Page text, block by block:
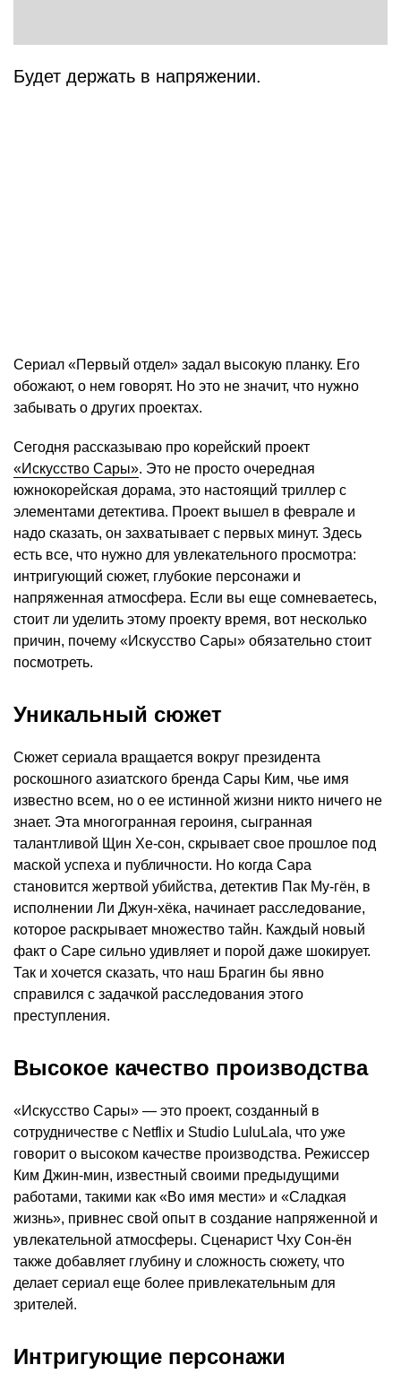
Будет держать в напряжении.
Сериал «Первый отдел» задал высокую планку. Его
обожают, о нем говорят. Но это не значит, что нужно
забывать о других проектах.
Сегодня рассказываю про корейский проект
«Искусство Сары». Это не просто очередная
южнокорейская дорама, это настоящий триллер с
элементами детектива. Проект вышел в феврале и
надо сказать, он захватывает с первых минут. Здесь
есть все, что нужно для увлекательного просмотра:
интригующий сюжет, глубокие персонажи и
напряженная атмосфера. Если вы еще сомневаетесь,
стоит ли уделить этому проекту время, вот несколько
причин, почему «Искусство Сары» обязательно стоит
посмотреть.
Уникальный сюжет
Сюжет сериала вращается вокруг президента
роскошного азиатского бренда Сары Ким, чье имя
известно всем, но о ее истинной жизни никто ничего не
знает. Эта многогранная героиня, сыгранная
талантливой Щин Хе-сон, скрывает свое прошлое под
маской успеха и публичности. Но когда Сара
становится жертвой убийства, детектив Пак Му-гён, в
исполнении Ли Джун-хёка, начинает расследование,
которое раскрывает множество тайн. Каждый новый
факт о Саре сильно удивляет и порой даже шокирует.
Так и хочется сказать, что наш Брагин бы явно
справился с задачкой расследования этого
преступления.
Высокое качество производства
«Искусство Сары» — это проект, созданный в
сотрудничестве с Netflix и Studio LuluLala, что уже
говорит о высоком качестве производства. Режиссер
Ким Джин-мин, известный своими предыдущими
работами, такими как «Во имя мести» и «Сладкая
жизнь», привнес свой опыт в создание напряженной и
увлекательной атмосферы. Сценарист Чху Сон-ён
также добавляет глубину и сложность сюжету, что
делает сериал еще более привлекательным для
зрителей.
Интригующие персонажи